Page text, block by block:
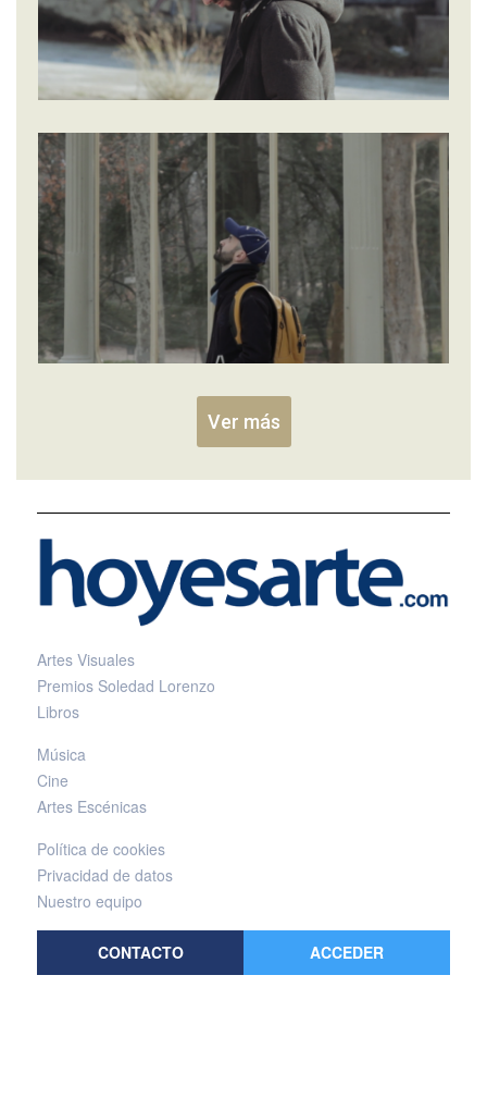
Ver más
Artes Visuales
Premios Soledad Lorenzo
Libros
Música
Cine
Artes Escénicas
Política de cookies
Privacidad de datos
Nuestro equipo
CONTACTO ACCEDER